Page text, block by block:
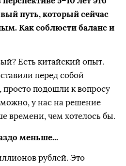
путь, который сейчас
Как соблюсти баланс и
Есть китайский опыт.
перед собой
просто подошли к вопросу
у нас на решение
времени, чем хотелось бы.
меньше...
рублей. Это